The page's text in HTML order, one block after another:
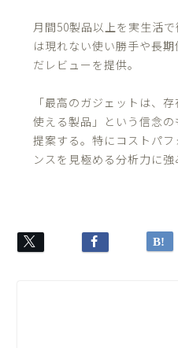
月間50製品以上を実生活
は現れない使い勝手や長
だレビューを提供。
「最高のガジェットは、
使える製品」という信念
提案する。特にコストパ
ンスを見極める分析力に強